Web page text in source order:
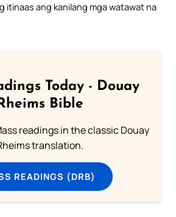
itinaas ang kanilang mga watawat na
Today - Douay
Bible
readings in the classic Douay
translation.
READINGS (DRB)